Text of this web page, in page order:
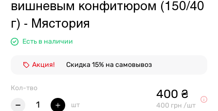
вишневым конфитюром (150/40
г) - Мястория
Есть в наличии
Акция! Скидка 15% на самовывоз
Кол-тво
1 шт
400 ₴
400 грн /шт